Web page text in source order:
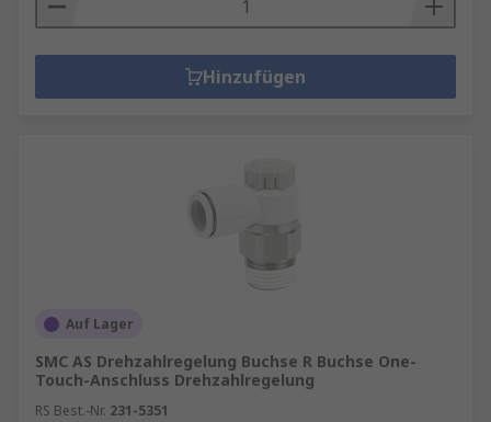
Hinzufügen
Auf Lager
SMC AS Drehzahlregelung Buchse R Buchse One-
Touch-Anschluss Drehzahlregelung
RS Best.-Nr. 231-5351